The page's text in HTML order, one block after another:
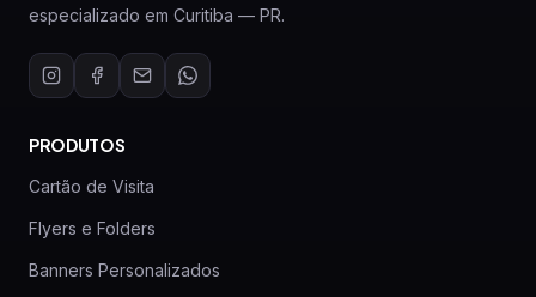
especializado em Curitiba — PR.
PRODUTOS
Cartão de Visita
Flyers e Folders
Banners Personalizados